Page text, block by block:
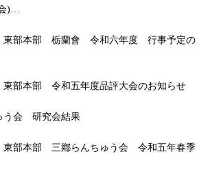
)…
東部本部 栃蘭會 令和六年度 行事予定の
部本部 令和五年度品評大会のお知らせ
う会 研究会結果
東部本部 三鄕らんちゅう会 令和五年春季